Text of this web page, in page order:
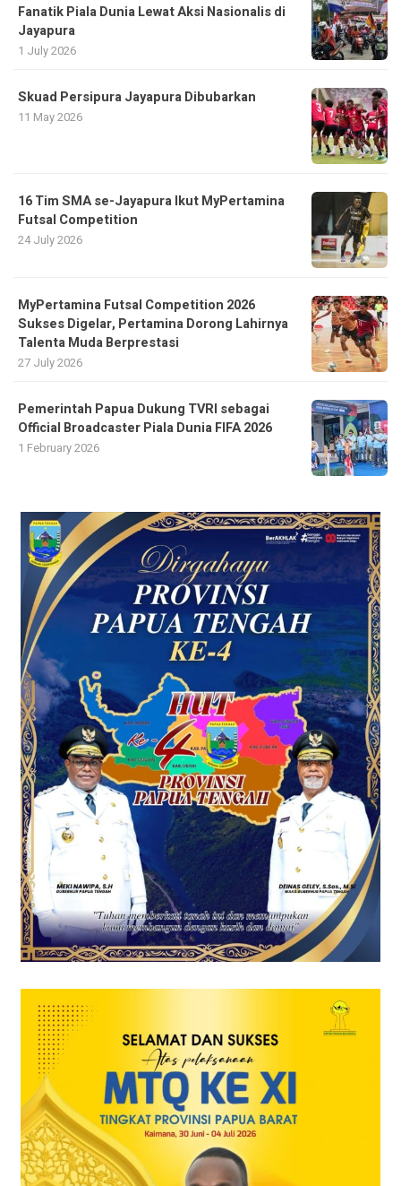
Fanatik Piala Dunia Lewat Aksi Nasionalis di
Jayapura
1 July 2026
Skuad Persipura Jayapura Dibubarkan
11 May 2026
16 Tim SMA se-Jayapura Ikut MyPertamina
Futsal Competition
24 July 2026
MyPertamina Futsal Competition 2026
Sukses Digelar, Pertamina Dorong Lahirnya
Talenta Muda Berprestasi
27 July 2026
Pemerintah Papua Dukung TVRI sebagai
Official Broadcaster Piala Dunia FIFA 2026
1 February 2026